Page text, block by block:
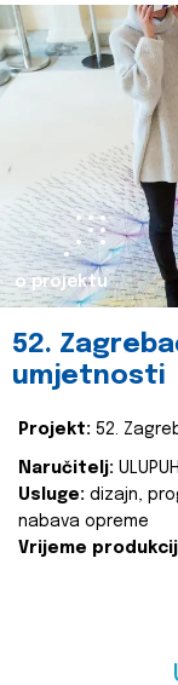
o projektu
52.
umjetnosti
Projekt: 52.
Naručitelj: ULUPUH
Usluge: dizajn,
nabava opreme
Vrijeme